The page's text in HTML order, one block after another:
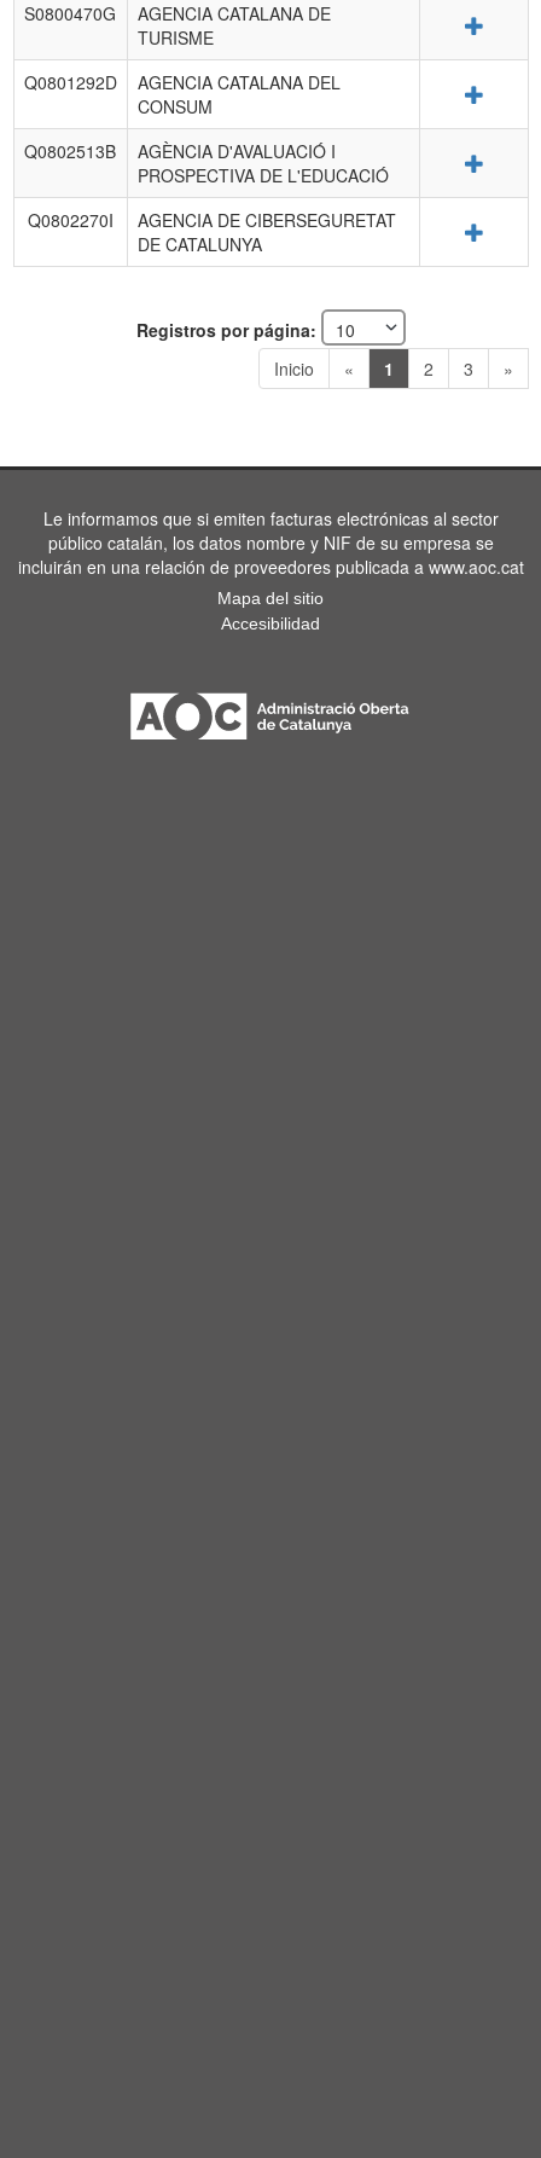
S0800470G
AGENCIA CATALANA DE
TURISME
Q0801292D
AGENCIA CATALANA DEL
CONSUM
Q0802513B
AGÈNCIA D'AVALUACIÓ I
PROSPECTIVA DE L'EDUCACIÓ
Q0802270I
AGENCIA DE CIBERSEGURETAT
DE CATALUNYA
Registros por página:
Inicio
« 1 2 3 »
Le informamos que si emiten facturas electrónicas al sector
público catalán, los datos nombre y NIF de su empresa se
incluirán en una relación de proveedores publicada a www.aoc.cat
Mapa del sitio
Accesibilidad